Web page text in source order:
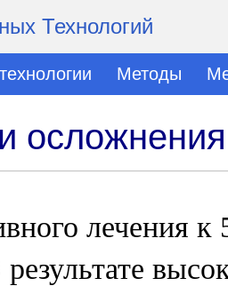
Технологий
Методы
лечения